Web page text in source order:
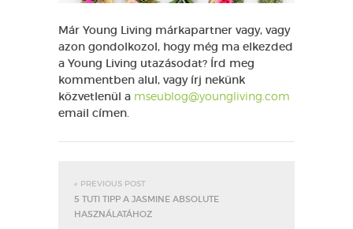
Már Young Living márkapartner vagy, vagy
azon gondolkozol, hogy még ma elkezded
a Young Living utazásodat? Írd meg
kommentben alul, vagy írj nekünk
közvetlenül a mseublog@youngliving.com
email címen.
« PREVIOUS POST
5 TUTI TIPP A JASMINE ABSOLUTE
HASZNÁLATÁHOZ